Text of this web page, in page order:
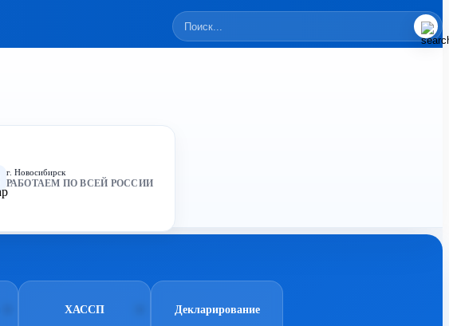
г. Новосибирск
РАБОТАЕМ ПО ВСЕЙ РОССИИ
ХАССП Декларирование